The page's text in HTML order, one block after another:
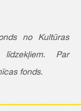
no Kultūras
Par
fonds.